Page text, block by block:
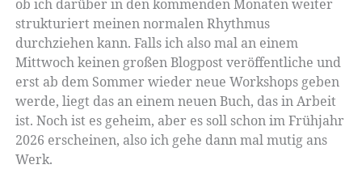
ob ich darüber in den kommenden Monaten weiter
strukturiert meinen normalen Rhythmus
durchziehen kann. Falls ich also mal an einem
Mittwoch keinen großen Blogpost veröffentliche und
erst ab dem Sommer wieder neue Workshops geben
werde, liegt das an einem neuen Buch, das in Arbeit
ist. Noch ist es geheim, aber es soll schon im Frühjahr
2026 erscheinen, also ich gehe dann mal mutig ans
Werk.